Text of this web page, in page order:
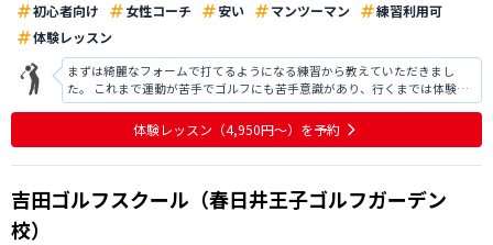
初心者向け
女性コーチ 安い マンツーマン
練習利用可
体験レッスン
まずは綺麗なフォームで打てるようになる練習から教えていただきまし
た。 これまで運動が苦手でゴルフにも苦手意識があり、行くまでは体験レ
ッスンを受けても続けられるか不安でしたが、難しく考えるよりもまずは
ゴルフって楽しいと思えるようになるところから始められるレッスンで、
是非正式に教えていただきたいと思いま
体験レッスン （4,950円〜） を予約
吉田ゴルフスクール（春日井王子ゴルフガーデン
校）